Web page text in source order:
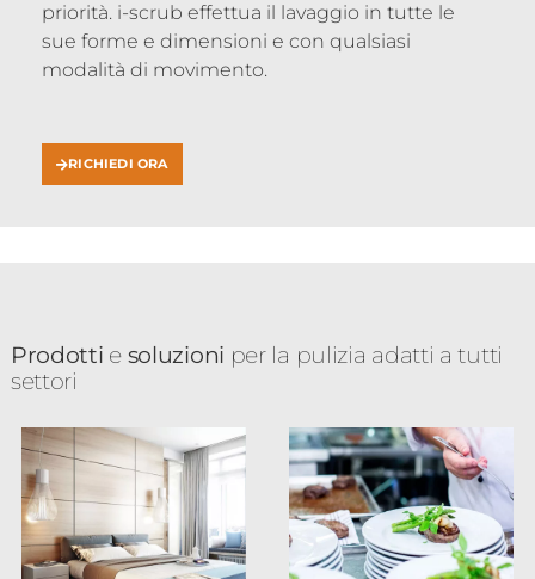
priorità. i-scrub effettua il lavaggio in tutte le
sue forme e dimensioni e con qualsiasi
modalità di movimento.
RICHIEDI ORA
Prodotti e soluzioni per la pulizia adatti a tutti
settori